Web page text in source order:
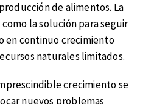
de alimentos. La
la solución para seguir
en continuo crecimiento
naturales limitados.
crecimiento se
nuevos problemas